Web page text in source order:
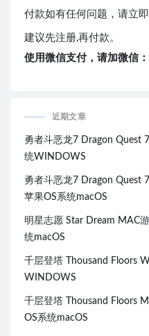
付款如有任何问题，请立即
建议先注册,再付款。
使用微信支付，请加微信
近期文章
勇者斗恶龙7 Dragon Quest
统WINDOWS
勇者斗恶龙7 Dragon Quest
苹果OS系统macOS
明星志愿 Star Dream MAC
统macOS
千层登塔 Thousand Floors
WINDOWS
千层登塔 Thousand Floors
OS系统macOS